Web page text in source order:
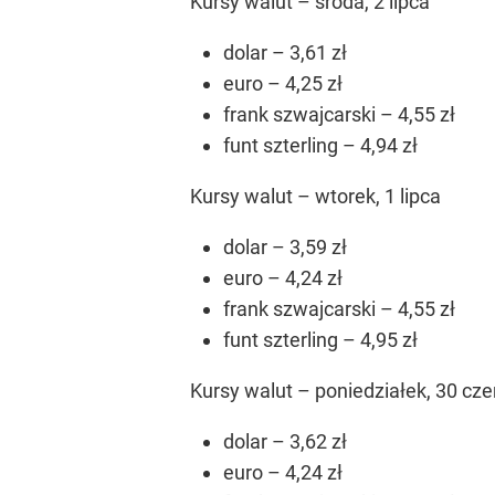
dolar – 3,61 zł
euro – 4,25 zł
frank szwajcarski – 4,55 zł
funt szterling – 4,94 zł
Kursy walut – wtorek, 1 lipca
dolar – 3,59 zł
euro – 4,24 zł
frank szwajcarski – 4,55 zł
funt szterling – 4,95 zł
Kursy walut – poniedziałek, 30
dolar – 3,62 zł
euro – 4,24 zł